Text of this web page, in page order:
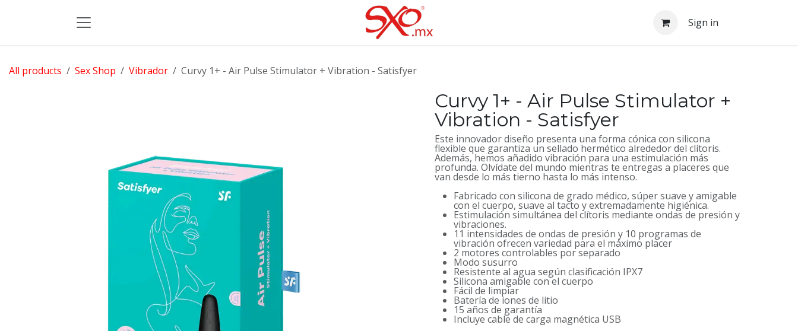
Sign in
All products Sex Shop Vibrador Curvy 1+ - Air Pulse Stimulator + Vibration - Satisfyer
Curvy 1+ - Air Pulse Stimulator +
Vibration - Satisfyer
Este innovador diseño presenta una forma cónica con silicona
flexible que garantiza un sellado hermético alrededor del clítoris.
Además, hemos añadido vibración para una estimulación más
profunda. Olvídate del mundo mientras te entregas a placeres que
van desde lo más tierno hasta lo más intenso.
Fabricado con silicona de grado médico, súper suave y amigable
con el cuerpo, suave al tacto y extremadamente higiénica.
Estimulación simultánea del clítoris mediante ondas de presión y
vibraciones.
11 intensidades de ondas de presión y 10 programas de
vibración ofrecen variedad para el máximo placer
2 motores controlables por separado
Modo susurro
Resistente al agua según clasificación IPX7
Silicona amigable con el cuerpo
Fácil de limpiar
Batería de iones de litio
15 años de garantía
Incluye cable de carga magnética USB